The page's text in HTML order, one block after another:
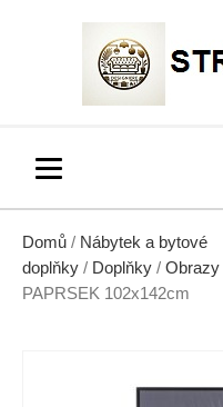
Domů / Nábytek a bytové
doplňky / Doplňky / Obrazy
PAPRSEK 102x142cm